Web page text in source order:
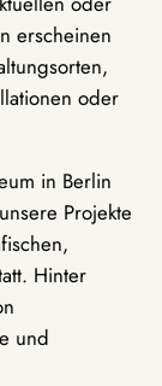
erscheinen
oder
in Berlin
Projekte
Hinter
und